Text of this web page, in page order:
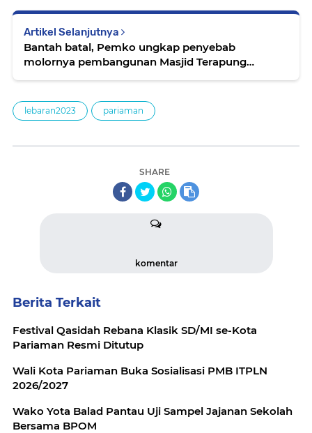
Artikel Selanjutnya
Bantah batal, Pemko ungkap penyebab
molornya pembangunan Masjid Terapung
lebaran2023 pariaman
SHARE
komentar
Berita Terkait
Festival Qasidah Rebana Klasik SD/MI se-Kota
Pariaman Resmi Ditutup
Wali Kota Pariaman Buka Sosialisasi PMB ITPLN
2026/2027
Wako Yota Balad Pantau Uji Sampel Jajanan Sekolah
Bersama BPOM